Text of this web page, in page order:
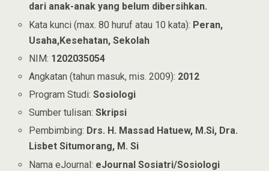
dari anak-anak yang belum dibersihkan.
Kata kunci (max. 80 huruf atau 10 kata): Peran,
Usaha,Kesehatan, Sekolah
NIM: 1202035054
Angkatan (tahun masuk, mis. 2009): 2012
Program Studi:Sosiologi
Sumber tulisan:Skripsi
Pembimbing: Drs. H. Massad Hatuew, M.Si, Dra.
Lisbet Situmorang, M. Si
Nama eJournal: eJournal Sosiatri/Sosiologi